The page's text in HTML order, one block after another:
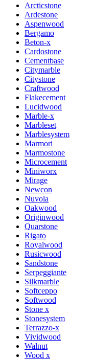
Arcticstone
Ardestone
Aspenwood
Bergamo
Beton-x
Cardostone
Cementbase
Citymarble
Citystone
Craftwood
Flakecement
Lucidwood
Marble-x
Marbleset
Marblesystem
Marmori
Marmostone
Microcement
Miniworx
Mirage
Newcon
Nuvola
Oakwood
Originwood
Quarstone
Rigato
Royalwood
Rusicwood
Sandstone
Serpeggiante
Silkmarble
Softceppo
Softwood
Stone x
Stonesystem
Terrazzo-x
Vividwood
Walnut
Wood x